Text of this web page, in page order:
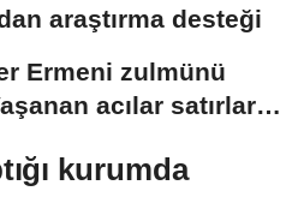
araştırma desteği
Ermeni zulmünü
acılar satırlara
kurumda